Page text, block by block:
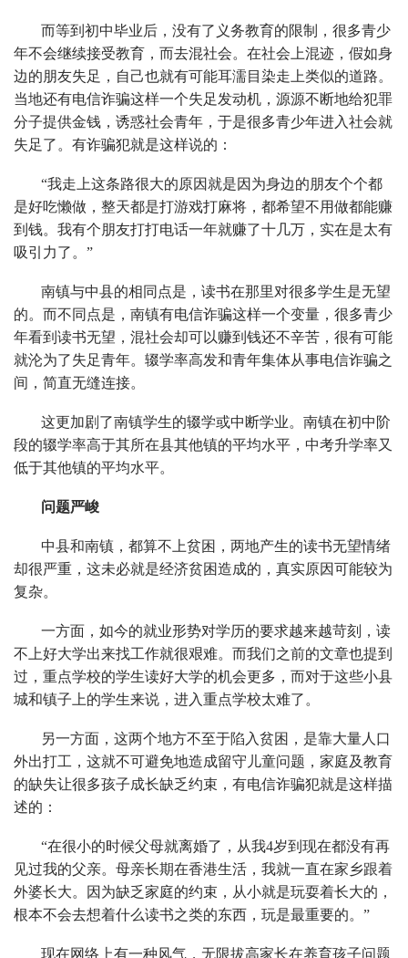
而等到初中毕业后，没有了义务教育的限制，很多青少
年不会继续接受教育，而去混社会。在社会上混迹，假如身
边的朋友失足，自己也就有可能耳濡目染走上类似的道路。
当地还有电信诈骗这样一个失足发动机，源源不断地给犯罪
分子提供金钱，诱惑社会青年，于是很多青少年进入社会就
失足了。有诈骗犯就是这样说的：
“我走上这条路很大的原因就是因为身边的朋友个个都
是好吃懒做，整天都是打游戏打麻将，都希望不用做都能赚
到钱。我有个朋友打打电话一年就赚了十几万，实在是太有
吸引力了。”
南镇与中县的相同点是，读书在那里对很多学生是无望
的。而不同点是，南镇有电信诈骗这样一个变量，很多青少
年看到读书无望，混社会却可以赚到钱还不辛苦，很有可能
就沦为了失足青年。辍学率高发和青年集体从事电信诈骗之
间，简直无缝连接。
这更加剧了南镇学生的辍学或中断学业。南镇在初中阶
段的辍学率高于其所在县其他镇的平均水平，中考升学率又
低于其他镇的平均水平。
问题严峻
中县和南镇，都算不上贫困，两地产生的读书无望情绪
却很严重，这未必就是经济贫困造成的，真实原因可能较为
复杂。
一方面，如今的就业形势对学历的要求越来越苛刻，读
不上好大学出来找工作就很艰难。而我们之前的文章也提到
过，重点学校的学生读好大学的机会更多，而对于这些小县
城和镇子上的学生来说，进入重点学校太难了。
另一方面，这两个地方不至于陷入贫困，是靠大量人口
外出打工，这就不可避免地造成留守儿童问题，家庭及教育
的缺失让很多孩子成长缺乏约束，有电信诈骗犯就是这样描
述的：
“在很小的时候父母就离婚了，从我4岁到现在都没有再
见过我的父亲。母亲长期在香港生活，我就一直在家乡跟着
外婆长大。因为缺乏家庭的约束，从小就是玩耍着长大的，
根本不会去想着什么读书之类的东西，玩是最重要的。”
现在网络上有一种风气，无限拔高家长在养育孩子问题